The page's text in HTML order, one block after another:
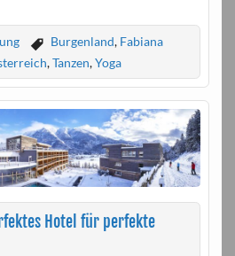
Burgenland, Fabiana
,Tanzen,Yoga
Hotel für perfekte